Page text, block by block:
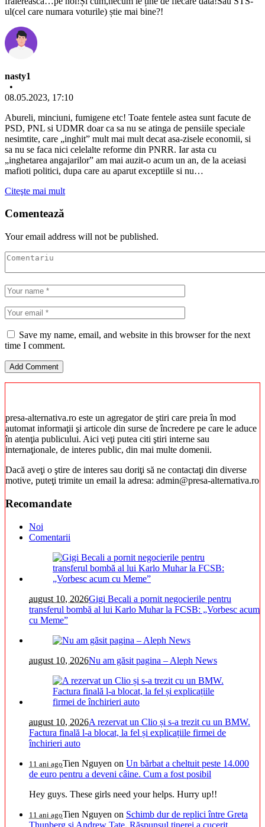
ul(cel care numara voturile) știe mai bine?!
nasty1
•
08.05.2023, 17:10
Abureli, minciuni, fumigene etc! Toate fentele astea sunt facute de
PSD, PNL si UDMR doar ca sa nu se atinga de pensiile speciale
nesimtite, care „inghit” mult mai mult decat asa-zisele economii, si
sa nu se faca nici celelalte reforme din PNRR. Iar asta cu
„inghetarea angajarilor” am mai auzit-o acum un an, de la aceiasi
mafioti politici, dupa care au aparut exceptiile si nu…
Citeşte mai mult
Comentează
Your email address will not be published.
Save my name, email, and website in this browser for the next
time I comment.
presa-alternativa.ro este un agregator de ştiri care preia în mod
automat informaţii şi articole din surse de încredere pe care le aduce
în atenţia publicului. Aici veţi putea citi ştiri interne sau
internaţionale, de interes public, din mai multe domenii.
Dacă aveţi o ştire de interes sau doriţi să ne contactaţi din diverse
motive, puteţi trimite un email la adresa: admin@presa-alternativa.ro
Recomandate
Noi
Comentarii
august 10, 2026Gigi Becali a pornit negocierile pentru
transferul bombă al lui Karlo Muhar la FCSB: „Vorbesc acum
cu Meme”
august 10, 2026Nu am găsit pagina – Aleph News
august 10, 2026A rezervat un Clio și s-a trezit cu un BMW.
Factura finală l-a blocat, la fel și explicațiile firmei de
închirieri auto
11 ani agoTien Nguyen on Un bărbat a cheltuit peste 14.000
de euro pentru a deveni câine. Cum a fost posibil
Hey guys. These girls need your helps. Hurry up!!
11 ani agoTien Nguyen on Schimb dur de replici între Greta
Thunberg și Andrew Tate. Răspunsul tinerei a cucerit